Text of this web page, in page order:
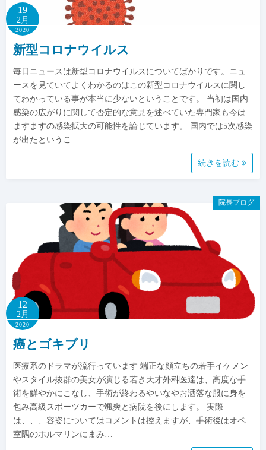
19
2月
2020
新型コロナウイルス
毎日ニュースは新型コロナウイルスについてばかりです。ニュ
ースを見ていてよくわかるのはこの新型コロナウイルスに関し
てわかっている事が本当に少ないということです。 当初は国内
感染の広がりに関して否定的な意見を述べていた専門家も今は
ますますの感染拡大の可能性を論じています。 国内では5次感染
が出たというこ…
続きを読む
院長ブログ
12
2月
2020
癌とゴキブリ
医療系のドラマが流行っています 端正な顔立ちの若手イケメン
やスタイル抜群の美女が演じる若き天才外科医達は、高度な手
術を鮮やかにこなし、手術が終わるやいなやお洒落な服に身を
包み高級スポーツカーで颯爽と病院を後にします。 実際
は、、、容姿についてはコメントは控えますが、手術後はオペ
室隅のホルマリンにまみ…